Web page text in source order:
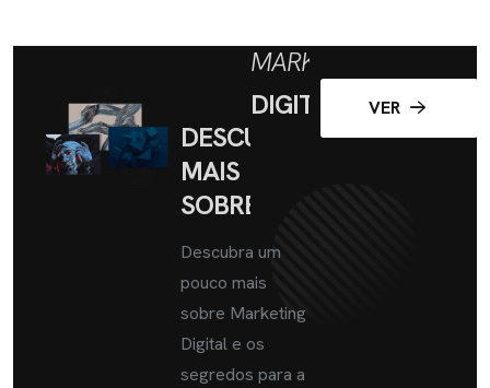
DESCUBRA
MAIS
SOBRE
MARKETING
DIGITAL
Descubra um
pouco mais
sobre Marketing
Digital e os
segredos para a
VER